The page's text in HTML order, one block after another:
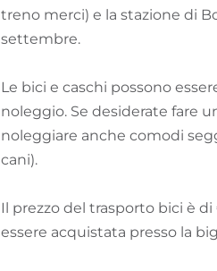
treno merci) e la stazione di
settembre.
Le bici e caschi possono
noleggio. Se desiderate fare
noleggiare anche comodi
cani).
Il prezzo del trasporto bici è
essere acquistata presso la